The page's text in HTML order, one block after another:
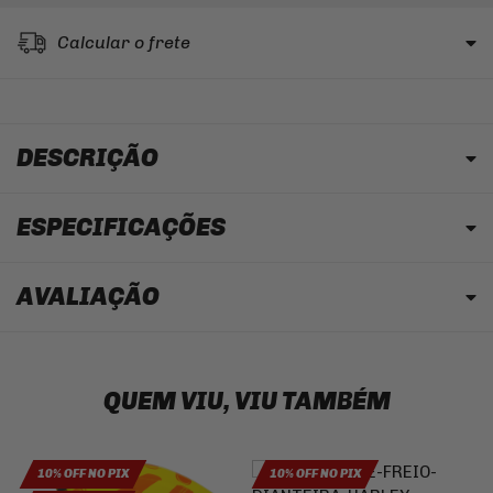
Calcular o frete
DESCRIÇÃO
ESPECIFICAÇÕES
AVALIAÇÃO
QUEM VIU, VIU TAMBÉM
10% OFF NO PIX 10% OFF NO PIX